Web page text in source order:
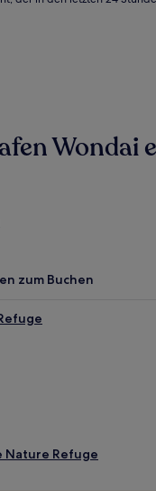
Wondai
zum Buchen
Nature Refuge